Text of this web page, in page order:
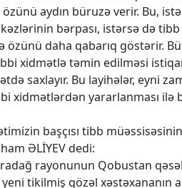
aydın büruzə verir. Bu,
bərpası, istərsə də
özünü daha qabarıq göstərir.
xidmətlə təmin edilməsi
saxlayır. Bu layihələr, eyni
xidmətlərdən yararlanması
başçısı tibb
ƏLİYEV dedi:
rayonunun Qobustan
tikilmiş gözəl xəstəxananın